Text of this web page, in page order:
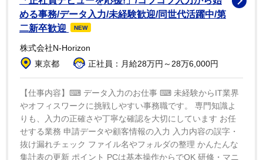
める事務/データ入力/未経験歓迎/同世代活躍中/第
二新卒歓迎
NEW
株式会社N-Horizon
東京都
正社員：月給28万円～28万6,000円
【仕事内容】⌨ データ入力のお仕事 ⌨ 未経験からIT業界
やオフィスワークに挑戦しやすい事務職です。 専門知識よ
りも、入力の正確さや丁寧な確認を大切にしています お任
せする業務 申請データや顧客情報の入力 入力内容の誤字・
抜け漏れチェック ファイル名やフォルダの整理 かんたんな
集計表の更新 ポイント PCは基本操作からでOK 研修・マニ